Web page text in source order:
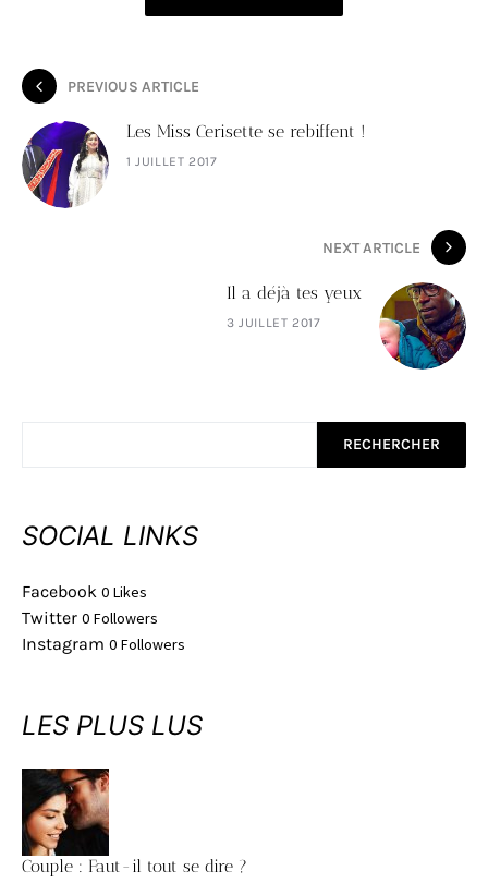
PREVIOUS ARTICLE
Les Miss Cerisette se rebiffent !
1 JUILLET 2017
NEXT ARTICLE
Il a déjà tes yeux
3 JUILLET 2017
RECHERCHER
SOCIAL LINKS
Facebook 0 Likes
Twitter 0 Followers
Instagram 0 Followers
LES PLUS LUS
Couple : Faut-il tout se dire ?